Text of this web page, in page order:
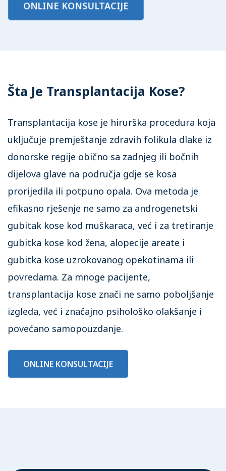
ONLINE KONSULTACIJE
Šta Je Transplantacija Kose?
Transplantacija kose je hirurška procedura koja
uključuje premještanje zdravih folikula dlake iz
donorske regije obično sa zadnjeg ili bočnih
dijelova glave na područja gdje se kosa
prorijedila ili potpuno opala. Ova metoda je
efikasno rješenje ne samo za androgenetski
gubitak kose kod muškaraca, već i za tretiranje
gubitka kose kod žena, alopecije areate i
gubitka kose uzrokovanog opekotinama ili
povredama. Za mnoge pacijente,
transplantacija kose znači ne samo poboljšanje
izgleda, već i značajno psihološko olakšanje i
povećano samopouzdanje.
ONLINE KONSULTACIJE